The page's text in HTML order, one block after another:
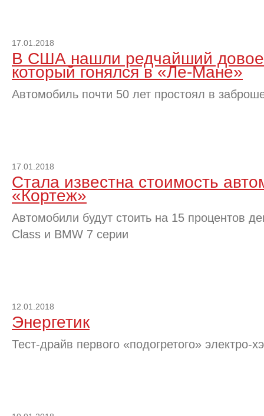
17.01.2018
В США нашли редчайший
который гонялся в «Ле-Мане»
Автомобиль почти 50 лет простоял в
17.01.2018
Стала известна стоимость
«Кортеж»
Автомобили будут стоить на 15 процентов
Class и BMW 7 серии
12.01.2018
Энергетик
Тест-драйв первого «подогретого» электро-